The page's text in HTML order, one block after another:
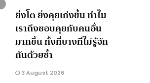
ยิ่งโต ยิ่งคุยเก่งขึ้น ทำไม
เราถึงชอบคุยกับคนอื่น
มากขึ้น ทั้งที่บางทีไม่รู้จัก
กันด้วยซ้ำ
3 August 2026